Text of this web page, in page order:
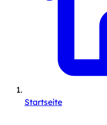
Startseite